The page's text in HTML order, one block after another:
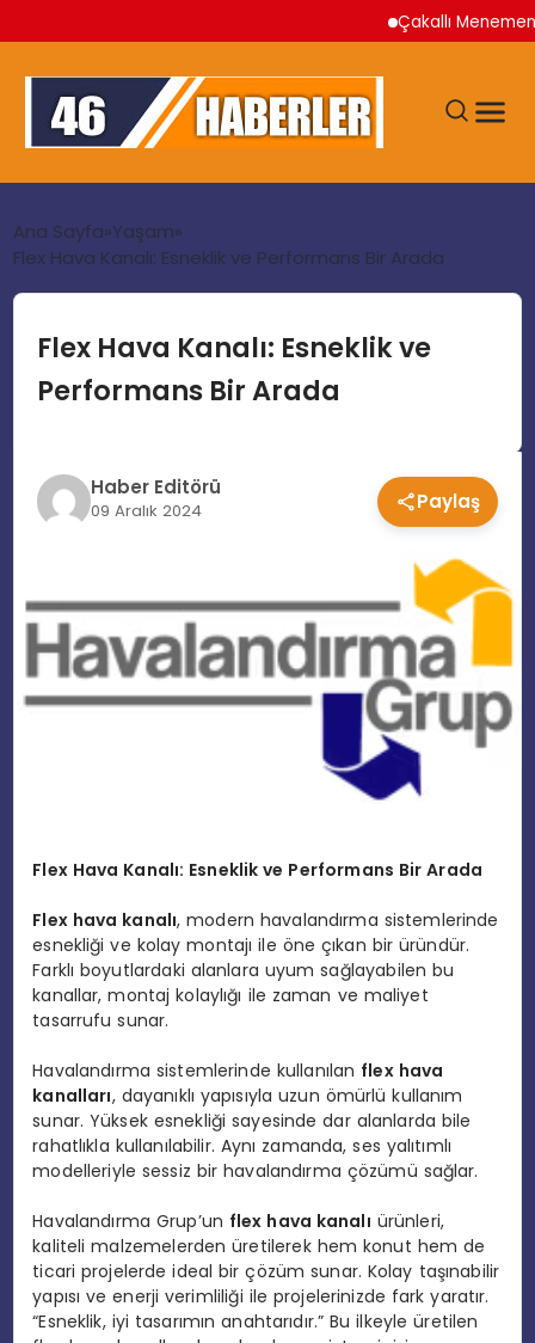
Çakallı Menemeni
GÜNDEM
EKONOMI
TEKNOLOJI
MAGAZIN
SPOR
Ana Sayfa Yaşam
Flex Hava Kanalı: Esneklik ve Performans Bir Arada
Flex Hava Kanalı: Esneklik ve
Performans Bir Arada
Haber Editörü
09 Aralık 2024 Paylaş
Flex Hava Kanalı: Esneklik ve Performans Bir Arada
Flex hava kanalı, modern havalandırma sistemlerinde
esnekliği ve kolay montajı ile öne çıkan bir üründür.
Farklı boyutlardaki alanlara uyum sağlayabilen bu
kanallar, montaj kolaylığı ile zaman ve maliyet
tasarrufu sunar.
Havalandırma sistemlerinde kullanılan flex hava
kanalları, dayanıklı yapısıyla uzun ömürlü kullanım
sunar. Yüksek esnekliği sayesinde dar alanlarda bile
rahatlıkla kullanılabilir. Aynı zamanda, ses yalıtımlı
modelleriyle sessiz bir havalandırma çözümü sağlar.
Havalandırma Grup’un flex hava kanalı ürünleri,
kaliteli malzemelerden üretilerek hem konut hem de
ticari projelerde ideal bir çözüm sunar. Kolay taşınabilir
yapısı ve enerji verimliliği ile projelerinizde fark yaratır.
“Esneklik, iyi tasarımın anahtarıdır.” Bu ilkeyle üretilen